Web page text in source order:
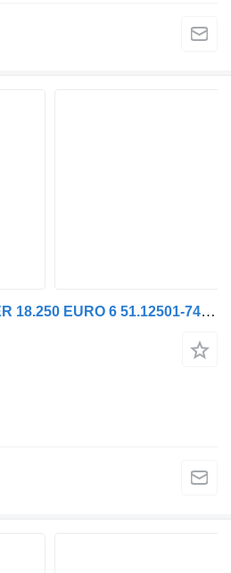
MAN BRANSTOFFILTER 18.250 EURO 6 51.12501-7402 brandstoffilter voor vrachtwagen